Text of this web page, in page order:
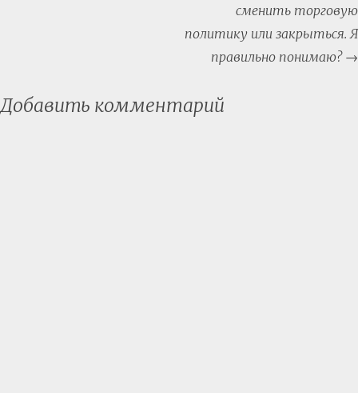
сменить торговую
политику или закрыться. Я
правильно понимаю? →
Добавить комментарий